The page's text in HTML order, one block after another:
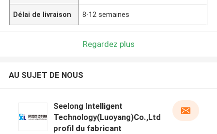
Délai de livraison 8-12 semaines
Regardez plus
AU SUJET DE NOUS
Seelong Intelligent
Technology(Luoyang)Co.,Ltd
profil du fabricant